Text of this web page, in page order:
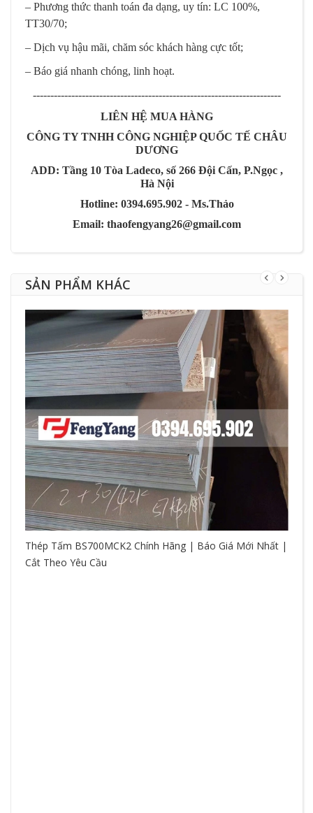
– Phương thức thanh toán đa dạng, uy tín: LC 100%,
TT30/70;
– Dịch vụ hậu mãi, chăm sóc khách hàng cực tốt;
– Báo giá nhanh chóng, linh hoạt.
-----------------------------------------------------------------------
LIÊN HỆ MUA HÀNG
CÔNG TY TNHH CÔNG NGHIỆP QUỐC TẾ CHÂU
DƯƠNG
ADD: Tầng 10 Tòa Ladeco, số 266 Đội Cấn, P.Ngọc ,
Hà Nội
Hotline: 0394.695.902 - Ms.Thảo
Email: thaofengyang26@gmail.com
SẢN PHẨM KHÁC
Thép Tấm BS700MCK2 Chính Hãng | Báo Giá Mới Nhất |
Cắt Theo Yêu Cầu